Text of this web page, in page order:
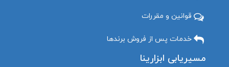
قوانین و مقررات
خدمات پس از فروش برندها
مسیریابی ابزارینا